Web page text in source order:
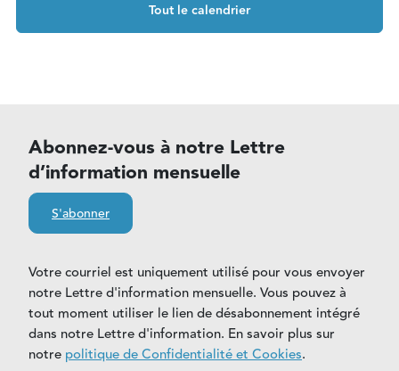
Tout le calendrier
Abonnez-vous à notre Lettre
d’information mensuelle
S'abonner
Votre courriel est uniquement utilisé pour vous envoyer
notre Lettre d'information mensuelle. Vous pouvez à
tout moment utiliser le lien de désabonnement intégré
dans notre Lettre d'information. En savoir plus sur
notre politique de Confidentialité et Cookies.